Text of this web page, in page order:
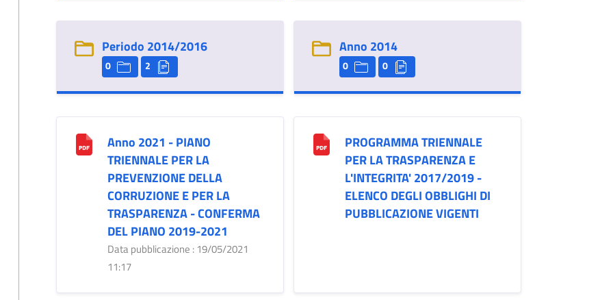
Periodo 2014/2016
0 2
Anno 2014
0 0
Anno 2021 - PIANO
TRIENNALE PER LA
PREVENZIONE DELLA
CORRUZIONE E PER LA
TRASPARENZA - CONFERMA
DEL PIANO 2019-2021
Data pubblicazione : 19/05/2021
11:17
PROGRAMMA TRIENNALE
PER LA TRASPARENZA E
L'INTEGRITA' 2017/2019 -
ELENCO DEGLI OBBLIGHI DI
PUBBLICAZIONE VIGENTI